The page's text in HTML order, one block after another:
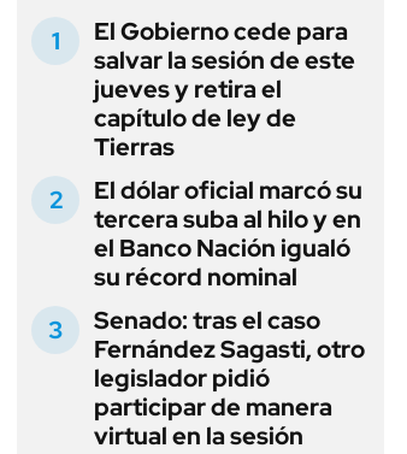
El Gobierno cede para
salvar la sesión de este
jueves y retira el
capítulo de ley de
Tierras
El dólar oficial marcó su
tercera suba al hilo y en
el Banco Nación igualó
su récord nominal
Senado: tras el caso
Fernández Sagasti, otro
legislador pidió
participar de manera
virtual en la sesión